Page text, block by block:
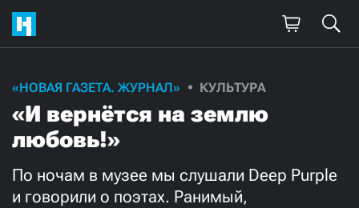
«НОВАЯ ГАЗЕТА. ЖУРНАЛ» КУЛЬТУРА
«И вернётся на землю
любовь!»
По ночам в музее мы слушали Deep Purple
и говорили о поэтах. Ранимый,
Поддержите
нашу работу!
Ежемесячно
3000